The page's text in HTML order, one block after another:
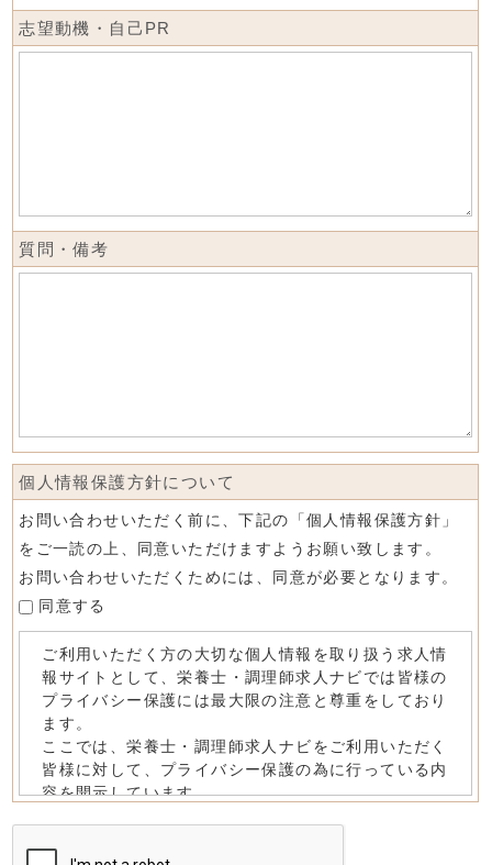
志望動機・自己PR
質問・備考
個人情報保護方針について
お問い合わせいただく前に、下記の「個人情報保護方針」
をご一読の上、同意いただけますようお願い致します。
お問い合わせいただくためには、同意が必要となります。
同意する